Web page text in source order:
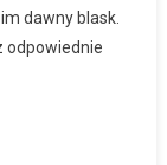
dawny blask.
odpowiednie